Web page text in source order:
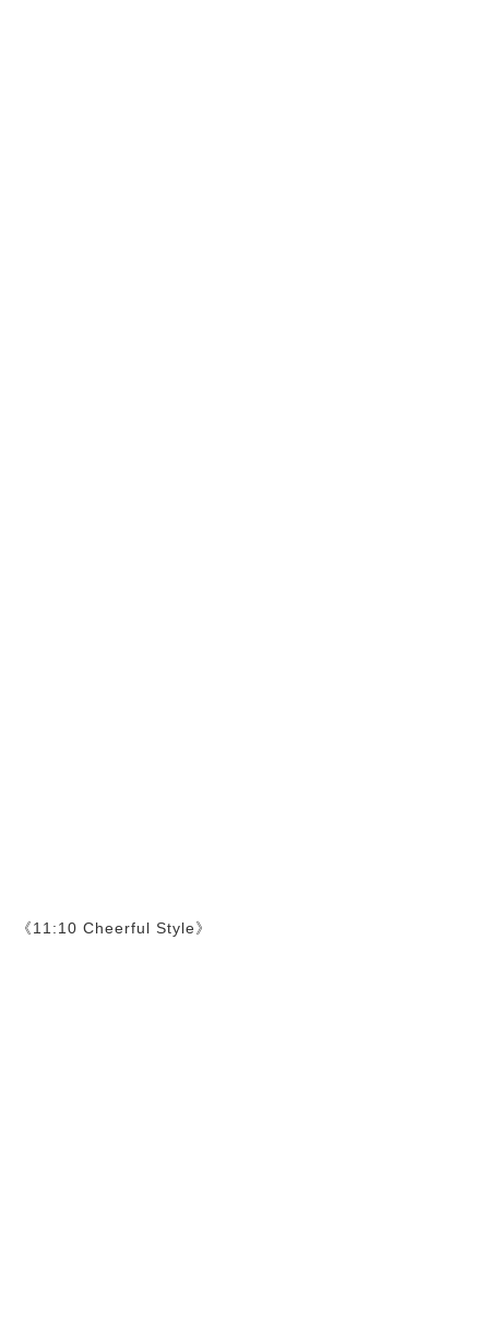
《11:10 Cheerful Style》